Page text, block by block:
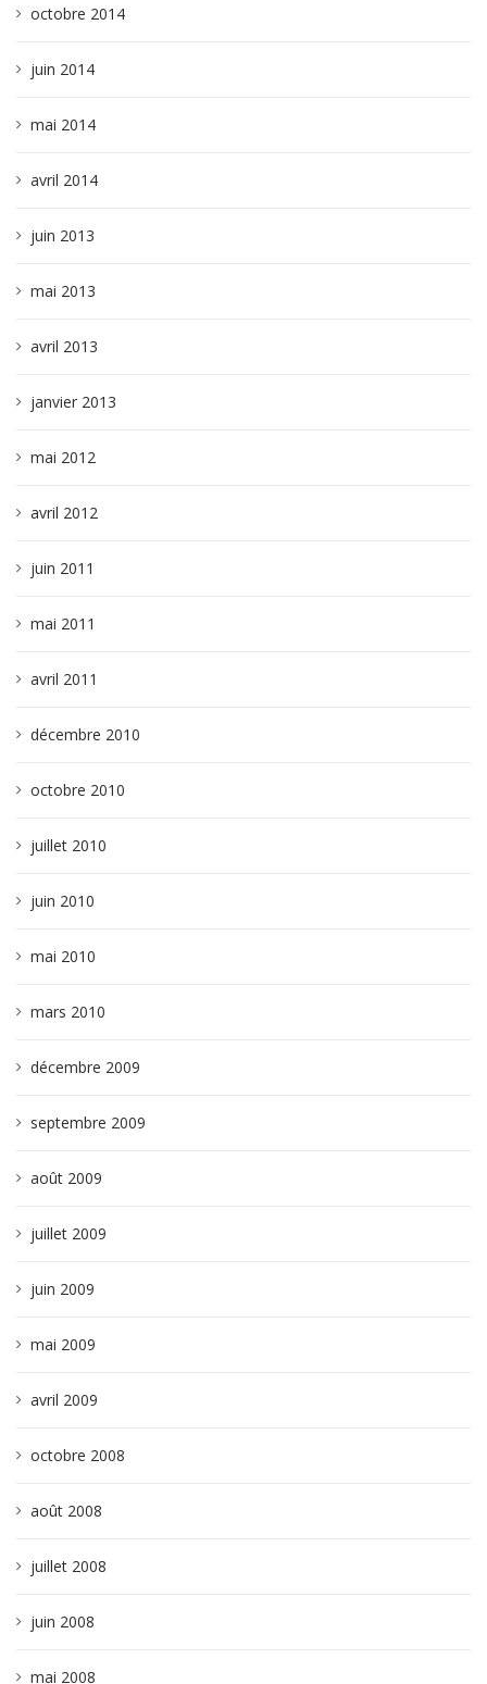
octobre 2014
juin 2014
mai 2014
avril 2014
juin 2013
mai 2013
avril 2013
janvier 2013
mai 2012
avril 2012
juin 2011
mai 2011
avril 2011
décembre 2010
octobre 2010
juillet 2010
juin 2010
mai 2010
mars 2010
décembre 2009
septembre 2009
août 2009
juillet 2009
juin 2009
mai 2009
avril 2009
octobre 2008
août 2008
juillet 2008
juin 2008
mai 2008